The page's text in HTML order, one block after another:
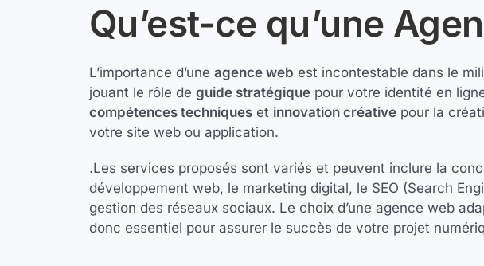
Qu’est-ce qu’une
L’importance d’une agence web est incontestable dans le
jouant le rôle de guide stratégique pour votre identité en
compétences techniques et innovation créative pour la
votre site web ou application.
.Les services proposés sont variés et peuvent inclure la
développement web, le marketing digital, le SEO (Search
gestion des réseaux sociaux. Le choix d’une agence web
donc essentiel pour assurer le succès de votre projet